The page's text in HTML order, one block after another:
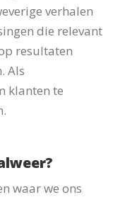
verhalen
die relevant
resultaten
Als
klanten te
waar we ons